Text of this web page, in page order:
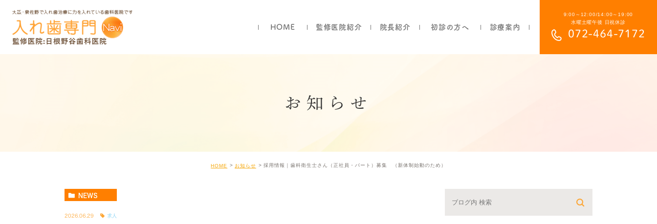
9:00～12:00/14:00～19:00
水曜土曜午後 日祝休診
072-464-7172
HOME 監修医院紹介 院長紹介 初診の方へ 診療案内
お知らせ
HOME お知らせ 採用情報｜歯科衛生士さん（正社員・パート）募集 （新体制始動のため）
NEWS
2026.06.29 求人